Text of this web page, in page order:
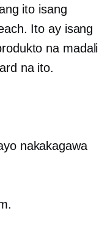
ito isang
Ito ay isang
na madali
na ito.
nakakagawa